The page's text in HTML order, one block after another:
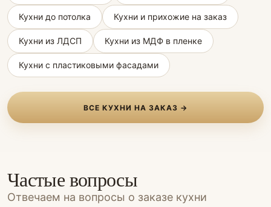
Кухни до потолка Кухни и прихожие на заказ
Кухни из ЛДСП Кухни из МДФ в пленке
Кухни с пластиковыми фасадами
ВСЕ КУХНИ НА ЗАКАЗ →
Частые вопросы
Отвечаем на вопросы о заказе кухни